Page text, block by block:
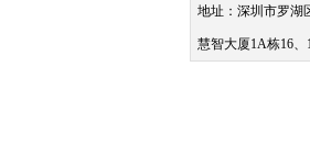
地址：深圳市罗湖
慧智大厦1A栋16、